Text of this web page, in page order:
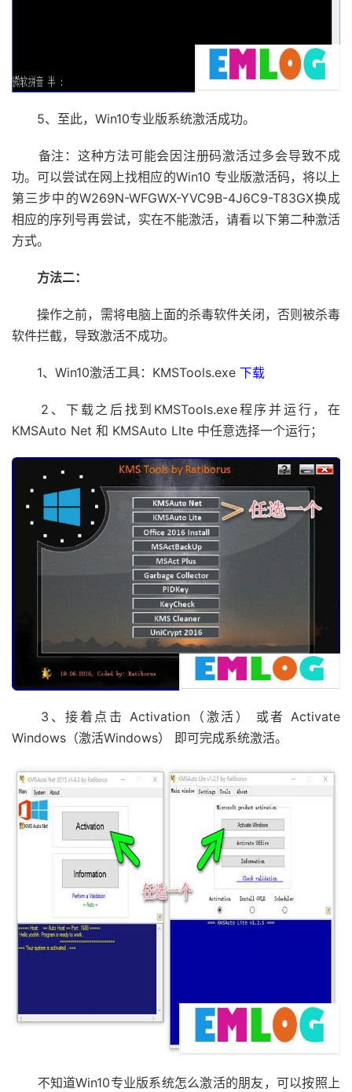
5、至此，Win10专业版系统激活成功。
备注：这种方法可能会因注册码激活过多会导致不成
功。可以尝试在网上找相应的Win10 专业版激活码，将以上
第三步中的W269N-WFGWX-YVC9B-4J6C9-T83GX换成
相应的序列号再尝试，实在不能激活，请看以下第二种激活
方式。
方法二：
操作之前，需将电脑上面的杀毒软件关闭，否则被杀毒
软件拦截，导致激活不成功。
1、Win10激活工具：KMSTools.exe 下载
2、下载之后找到KMSTools.exe程序并运行，在
KMSAuto Net 和 KMSAuto LIte 中任意选择一个运行；
3、接着点击 Activation（激活） 或者 Activate
Windows（激活Windows） 即可完成系统激活。
不知道Win10专业版系统怎么激活的朋友，可以按照上